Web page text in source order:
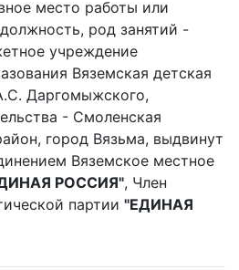
место работы или
род занятий -
учреждение
Вяземская детская
Даргомыжского,
- Смоленская
город Вязьма, выдвинут
Вяземское местное
РОССИЯ", Член
партии "ЕДИНАЯ